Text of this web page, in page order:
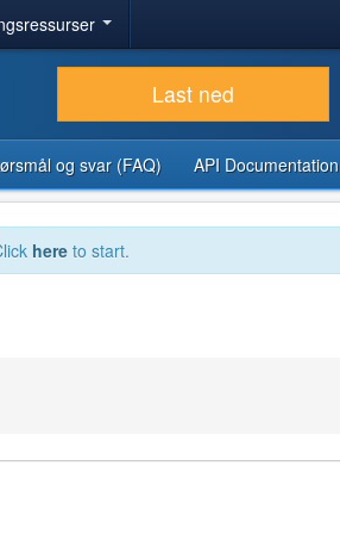
Last ned
og svar (FAQ) API Documentation
here to start.